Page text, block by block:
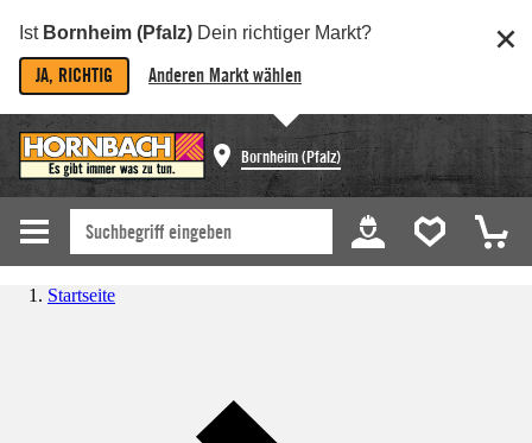
Ist Bornheim (Pfalz) Dein richtiger Markt?
JA, RICHTIG Anderen Markt wählen
Bornheim (Pfalz)
Startseite